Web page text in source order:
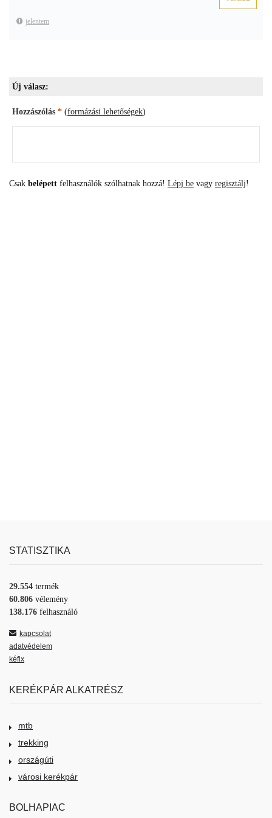
jelentem
Új válasz:
Hozzászólás * (formázási lehetőségek)
Csak belépett felhasználók szólhatnak hozzá! Lépj be vagy regisztálj!
STATISZTIKA
29.554 termék
60.806 vélemény
138.176 felhasználó
kapcsolat
adatvédelem
kéfix
KERÉKPÁR ALKATRÉSZ
mtb
trekking
országúti
városi kerékpár
BOLHAPIAC